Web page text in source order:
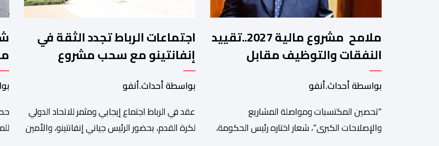
ملامح مشروع مالية 2027..تقييد
النفقات والتوظيف مقابل
مواصلة بناء الدولة الاجتماعية
والاستثمار
بواسطة أحداث.أنفو
“تحصين المكتسبات ومواصلة المشاريع
والإصلاحات الكبرى”، شعار اختاره رئيس الحكومة،
اجتماعات الرباط تجدد الثقة في
إنفانتينو مع سحب مشروع
الفيفا
بواسطة أحداث.أنفو
عقد في الرباط اجتماع إيجابي ومثمر للاتحاد الدولي
لكرة القدم، بحضور الرئيس جياني إنفانتينو، والأمين